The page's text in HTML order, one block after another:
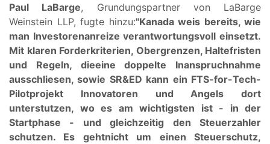
Paul LaBarge, Grundungspartner von LaBarge
Weinstein LLP, fugte hinzu:"Kanada weis bereits, wie
man Investorenanreize verantwortungsvoll einsetzt.
Mit klaren Forderkriterien, Obergrenzen, Haltefristen
und Regeln, dieeine doppelte Inanspruchnahme
ausschliesen, sowie SR&ED kann ein FTS-for-Tech-
Pilotprojekt Innovatoren und Angels dort
unterstutzen, wo es am wichtigsten ist - in der
Startphase - und gleichzeitig den Steuerzahler
schutzen. Es gehtnicht um einen Steuerschutz,